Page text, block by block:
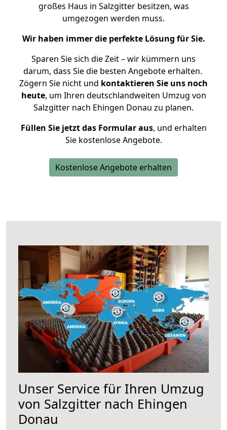
großes Haus in Salzgitter besitzen, was
umgezogen werden muss.
Wir haben immer die perfekte Lösung für Sie.
Sparen Sie sich die Zeit – wir kümmern uns
darum, dass Sie die besten Angebote erhalten.
Zögern Sie nicht und kontaktieren Sie uns noch
heute, um Ihren deutschlandweiten Umzug von
Salzgitter nach Ehingen Donau zu planen.
Füllen Sie jetzt das Formular aus, und erhalten
Sie kostenlose Angebote.
Kostenlose Angebote erhalten
Unser Service für Ihren Umzug
von Salzgitter nach Ehingen
Donau